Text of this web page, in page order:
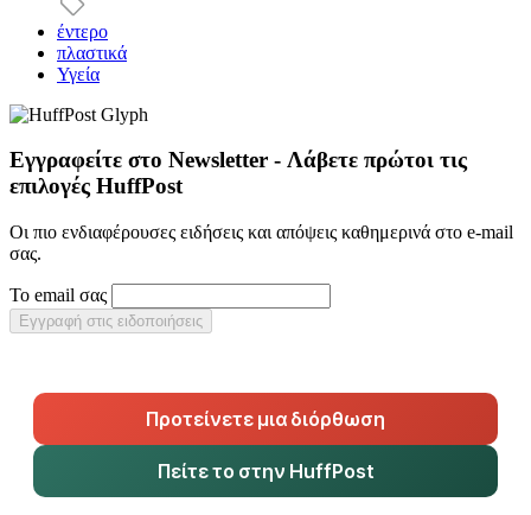
έντερο
πλαστικά
Υγεία
Εγγραφείτε στο Newsletter - Λάβετε πρώτοι τις
επιλογές HuffPost
Οι πιο ενδιαφέρουσες ειδήσεις και απόψεις καθημερινά στο e-mail
σας.
Το email σας
Εγγραφή στις ειδοποιήσεις
Προτείνετε μια διόρθωση
Πείτε το στην HuffPost